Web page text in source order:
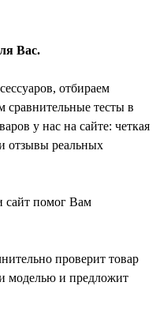
Вас.
отбираем
сравнительные тесты в
у нас на сайте: четкая
отзывы реальных
сайт помог Вам
проверит товар
моделью и предложит